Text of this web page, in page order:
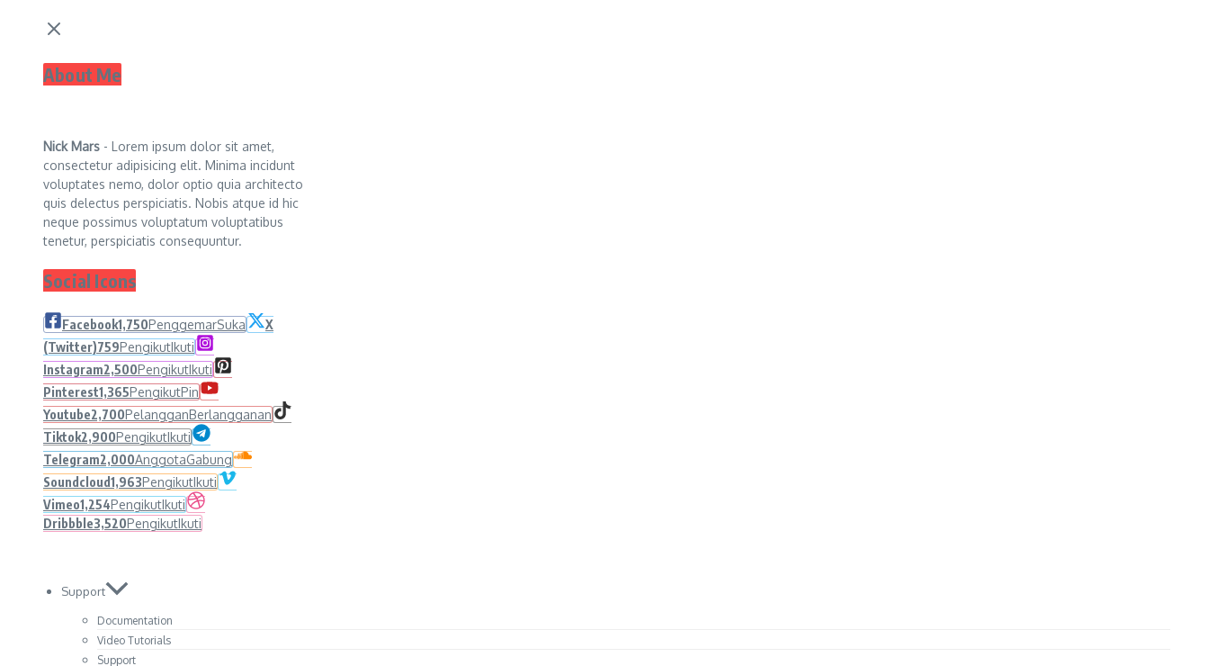
About Me
Nick Mars - Lorem ipsum dolor sit amet,
consectetur adipisicing elit. Minima incidunt
voluptates nemo, dolor optio quia architecto
quis delectus perspiciatis. Nobis atque id hic
neque possimus voluptatum voluptatibus
tenetur, perspiciatis consequuntur.
Social Icons
Facebook1,750PenggemarSuka
X
(Twitter)759PengikutIkuti
Instagram2,500PengikutIkuti
Pinterest1,365PengikutPin
Youtube2,700PelangganBerlangganan
Tiktok2,900PengikutIkuti
Telegram2,000AnggotaGabung
Soundcloud1,963PengikutIkuti
Vimeo1,254PengikutIkuti
Dribbble3,520PengikutIkuti
Support
Documentation
Video Tutorials
Support